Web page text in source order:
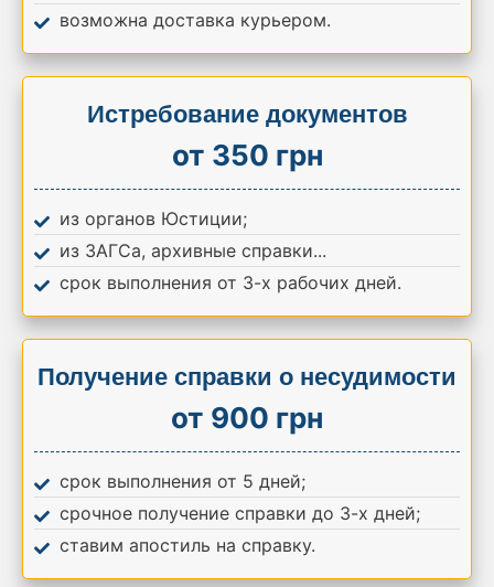
возможна доставка курьером.
Истребование документов
от 350 грн
из органов Юстиции;
из ЗАГСа, архивные справки...
срок выполнения от 3-х рабочих дней.
Получение справки о несудимости
от 900 грн
срок выполнения от 5 дней;
срочное получение справки до 3-х дней;
ставим апостиль на справку.